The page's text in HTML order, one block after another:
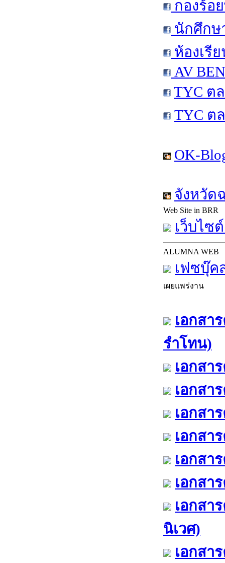
กองร้อ
นักศึกษ
ห้องเรี
AV
TYC ต
TYC ต
OK-
จังหวัด
Web Site in BRR
เว็บไซ
ALUMNA WEB
เฟซบุ๊ค
เผยแพร่งาน
เอกสา
รำโทน)
เอกสา
เอกสา
เอกสา
เอกสา
เอกสา
เอกสา
เอกสา
นิเวศ)
เอกสา